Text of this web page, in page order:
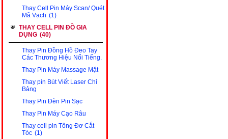
Thay Cell Pin Máy Scan/ Quét
Mã Vạch (1)
THAY CELL PIN ĐỒ GIA
DỤNG (40)
Thay Pin Đồng Hồ Đeo Tay
Các Thương Hiệu Nổi Tiếng.
Thay Pin Máy Massage Mặt
Thay pin Bút Viết Laser Chỉ
Bảng
Thay Pin Đèn Pin Sạc
Thay Pin Máy Cạo Râu
Thay cell pin Tông Đơ Cắt
Tóc (1)